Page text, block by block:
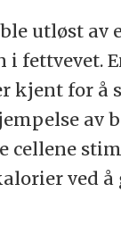
utløst av
i fettvevet.
kjent for å
av
cellene
ved å